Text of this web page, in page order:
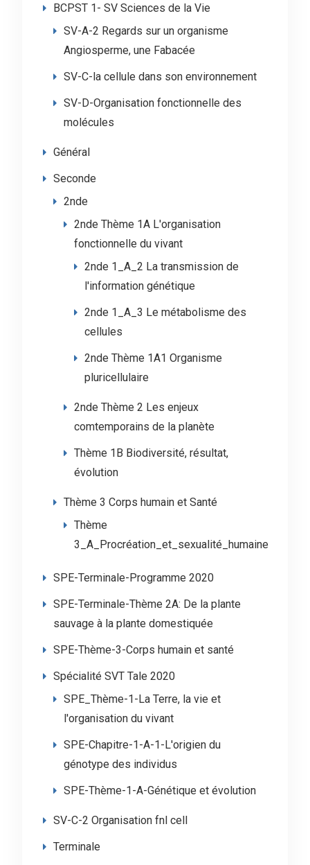
BCPST 1- SV Sciences de la Vie
SV-A-2 Regards sur un organisme
Angiosperme, une Fabacée
SV-C-la cellule dans son environnement
SV-D-Organisation fonctionnelle des
molécules
Général
Seconde
2nde
2nde Thème 1A L'organisation
fonctionnelle du vivant
2nde 1_A_2 La transmission de
l'information génétique
2nde 1_A_3 Le métabolisme des
cellules
2nde Thème 1A1 Organisme
pluricellulaire
2nde Thème 2 Les enjeux
comtemporains de la planète
Thème 1B Biodiversité, résultat,
évolution
Thème 3 Corps humain et Santé
Thème
3_A_Procréation_et_sexualité_humaine
SPE-Terminale-Programme 2020
SPE-Terminale-Thème 2A: De la plante
sauvage à la plante domestiquée
SPE-Thème-3-Corps humain et santé
Spécialité SVT Tale 2020
SPE_Thème-1-La Terre, la vie et
l'organisation du vivant
SPE-Chapitre-1-A-1-L'origien du
génotype des individus
SPE-Thème-1-A-Génétique et évolution
SV-C-2 Organisation fnl cell
Terminale